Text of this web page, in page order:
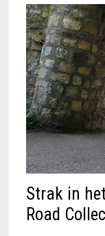
Strak in
Road